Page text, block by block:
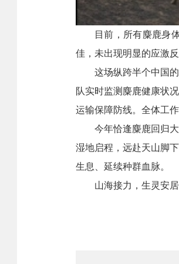
目前，所有麋鹿身
佳，未出现明显的应激
这场纵跨半个中国
队实时监测麋鹿健康状
运输保障防线。全体工
今年恰逢麋鹿回归
湿地启程，远赴天山脚
生息、延续种群血脉。
山海接力，生灵安